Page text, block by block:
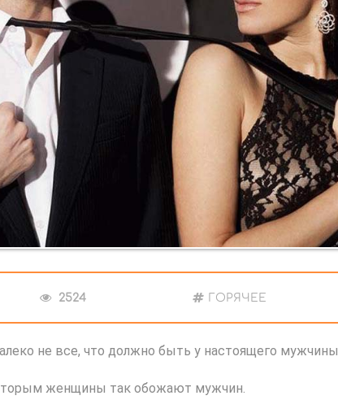
2524 ГОРЯЧЕЕ
не все, что должно быть у настоящего мужчины.
женщины так обожают мужчин.